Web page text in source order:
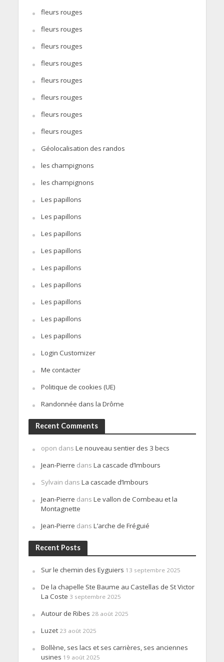
fleurs rouges
fleurs rouges
fleurs rouges
fleurs rouges
fleurs rouges
fleurs rouges
fleurs rouges
fleurs rouges
Géolocalisation des randos
les champignons
les champignons
Les papillons
Les papillons
Les papillons
Les papillons
Les papillons
Les papillons
Les papillons
Les papillons
Les papillons
Login Customizer
Me contacter
Politique de cookies (UE)
Randonnée dans la Drôme
Recent Comments
opon dans Le nouveau sentier des 3 becs
Jean-Pierre dans La cascade d’Imbours
Sylvain dans La cascade d’Imbours
Jean-Pierre dans Le vallon de Combeau et la
Montagnette
Jean-Pierre dans L’arche de Fréguié
Recent Posts
Sur le chemin des Eyguiers 13 septembre 2025
De la chapelle Ste Baume au Castellas de St Victor
La Coste 3 septembre 2025
Autour de Ribes 28 août 2025
Luzet 23 août 2025
Bollène, ses lacs et ses carrières, ses anciennes
usines 19 août 2025